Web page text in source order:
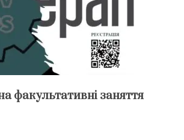
факультативні заняття